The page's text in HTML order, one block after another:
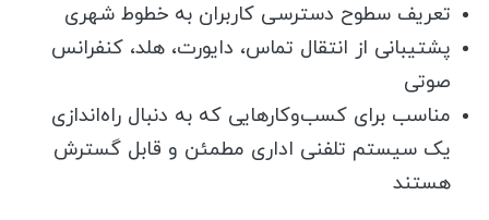
تعریف سطوح دسترسی کاربران به خطوط شهری
پشتیبانی از انتقال تماس، دایورت، هلد، کنفرانس
صوتی
مناسب برای کسب‌وکارهایی که به دنبال راه‌اندازی
یک سیستم تلفنی اداری مطمئن و قابل گسترش
هستند